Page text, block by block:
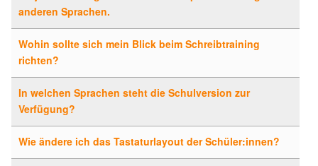
anderen Sprachen.
Wohin sollte sich mein Blick beim Schreibtraining
richten?
In welchen Sprachen steht die Schulversion zur
Verfügung?
Wie ändere ich das Tastaturlayout der Schüler:innen?